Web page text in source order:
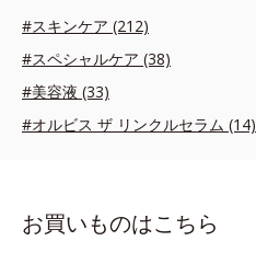
#スキンケア (212)
#スペシャルケア (38)
#美容液 (33)
#オルビス ザ リンクルセラム (14)
お買いものはこちら